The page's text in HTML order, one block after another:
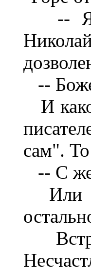
-- Я
--
И
сам". То
-- С
Или